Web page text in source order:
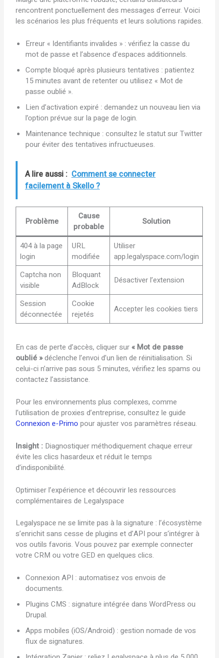
rencontrent ponctuellement des messages d’erreur. Voici
les scénarios les plus fréquents et leurs solutions rapides.
Erreur « Identifiants invalides » : vérifiez la casse du
mot de passe et l’absence d’espaces additionnels.
Compte bloqué après plusieurs tentatives : patientez
15 minutes avant de retenter ou utilisez « Mot de
passe oublié ».
Lien d’activation expiré : demandez un nouveau lien via
l’option prévue sur la page de login.
Maintenance technique : consultez le statut sur Twitter
pour éviter des tentatives infructueuses.
A lire aussi : Comment se connecter
facilement à Skello ?
Problème
Cause
probable
Solution
404 à la page
login
URL
modifiée
Utiliser
app.legalyspace.com/login
Captcha non
visible
Bloquant
AdBlock
Désactiver l’extension
Session
déconnectée
Cookie
rejetés
Accepter les cookies tiers
En cas de perte d’accès, cliquer sur« Mot de passe
oublié »déclenche l’envoi d’un lien de réinitialisation. Si
celui-ci n’arrive pas sous 5 minutes, vérifiez les spams ou
contactez l’assistance.
Pour les environnements plus complexes, comme
l’utilisation de proxies d’entreprise, consultez le guide
Connexion e-Primo pour ajuster vos paramètres réseau.
Insight : Diagnostiquer méthodiquement chaque erreur
évite les clics hasardeux et réduit le temps
d’indisponibilité.
Optimiser l’expérience et découvrir les ressources
complémentaires de Legalyspace
Legalyspace ne se limite pas à la signature : l’écosystème
s’enrichit sans cesse de plugins et d’API pour s’intégrer à
vos outils favoris. Vous pouvez par exemple connecter
votre CRM ou votre GED en quelques clics.
Connexion API : automatisez vos envois de
documents.
Plugins CMS : signature intégrée dans WordPress ou
Drupal.
Apps mobiles (iOS/Android) : gestion nomade de vos
flux de signatures.